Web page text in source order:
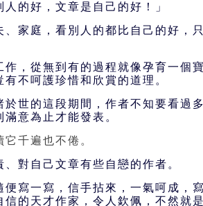
的好，文章是自己的好！」
家庭，看別人的都比自己的好，
，從無到有的過程就像孕育一個
不呵護珍惜和欣賞的道理。
世的這段期間，作者不知要看過
意為止才能發表。
千遍也不倦。
對自己文章有些自戀的作者。
寫一寫，信手拈來，一氣呵成，
的天才作家，令人欽佩，不然就